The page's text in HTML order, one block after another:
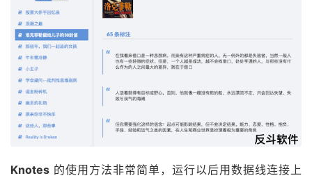
Knotes 的使用方法非常简单，运行以后用数据线连接上